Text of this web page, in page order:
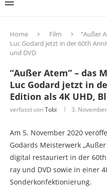
Home Film
“Außer
Luc Godard jetzt in der 60th
und DVD
“Außer Atem” – das
Luc Godard jetzt in
Edition als 4K UHD,
verfasst vonTobi 3.
Am 5. November 2020
Godards Meisterwerk
digital restauriert in der
ray und DVD sowie in einer
Sonderkonfektionierung.